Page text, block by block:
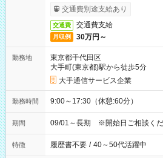
交通費別途支給あり
交通費 交通費支給
月収例 30万円～
勤務地
東京都千代田区
大手町(東京都)駅から徒歩5分
大手通信サービス企業
勤務時間 9:00～17:30（休憩:60分）
期間 09/01～長期 ※開始日ご相談くだ
特徴 履歴書不要 / 40～50代活躍中